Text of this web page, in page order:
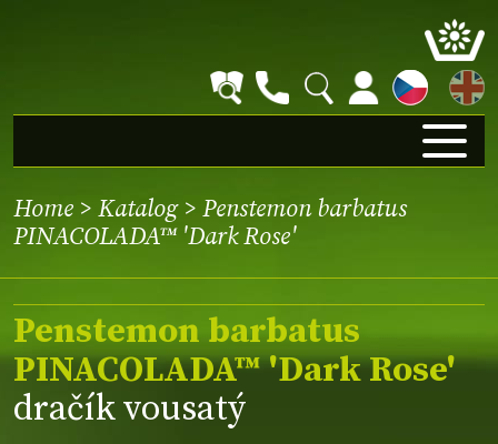
EN
Home > Katalog> Penstemon barbatus
PINACOLADA™ 'Dark Rose'
Penstemon barbatus
PINACOLADA™ 'Dark Rose'
dračík vousatý